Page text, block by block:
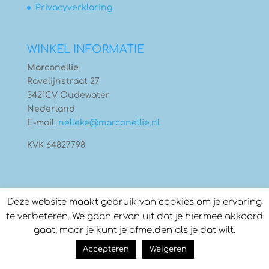
Privacyverklaring
WINKEL INFORMATIE
Marconellie
Ravelijnstraat 27
3421CV Oudewater
Nederland
E-mail: nelleke@marconellie.nl
KVK 64827798
© Copyright 2026Marconellie- Gebouwd door:
Compass Creations
Deze website maakt gebruik van cookies om je ervaring
te verbeteren. We gaan ervan uit dat je hiermee akkoord
gaat, maar je kunt je afmelden als je dat wilt.
Accepteren Weigeren